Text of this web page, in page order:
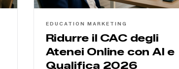
EDUCATION MARKETING
Ridurre il CAC degli
Atenei Online con AI e
Qualifica 2026